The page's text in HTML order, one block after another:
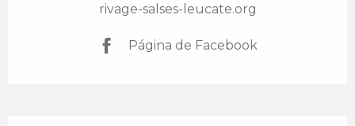
rivage-salses-leucate.org
Página de Facebook